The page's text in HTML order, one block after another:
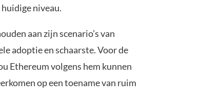
niveau.
aan zijn scenario’s van
adoptie en schaarste. Voor de
Ethereum volgens hem kunnen
op een toename van ruim